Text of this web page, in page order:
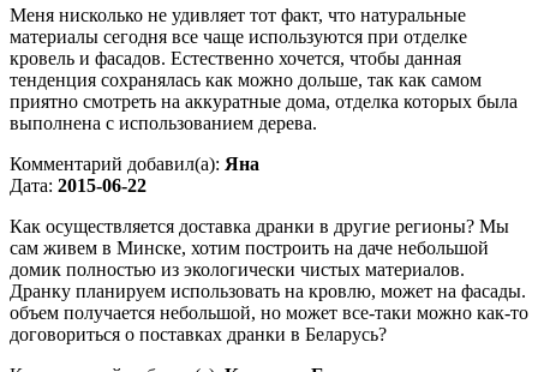
Меня нисколько не удивляет тот факт, что натуральные
материалы сегодня все чаще используются при отделке
кровель и фасадов. Естественно хочется, чтобы данная
тенденция сохранялась как можно дольше, так как самом
приятно смотреть на аккуратные дома, отделка которых была
выполнена с использованием дерева.
Комментарий добавил(а): Яна
Дата: 2015-06-22
Как осуществляется доставка дранки в другие регионы? Мы
сам живем в Минске, хотим построить на даче небольшой
домик полностью из экологически чистых материалов.
Дранку планируем использовать на кровлю, может на фасады.
объем получается небольшой, но может все-таки можно как-то
договориться о поставках дранки в Беларусь?